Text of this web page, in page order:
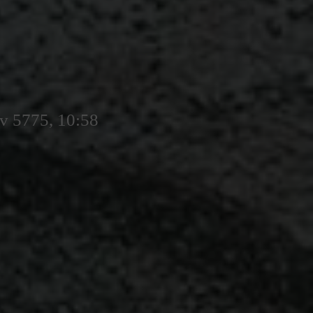
5775, 10:58